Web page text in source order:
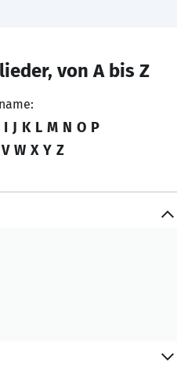
von A bis Z
I J K L M N O P
V W X Y Z